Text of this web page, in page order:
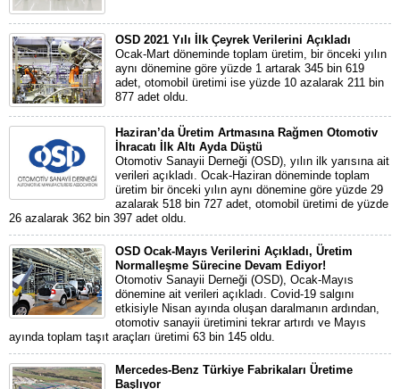
OSD 2021 Yılı İlk Çeyrek Verilerini Açıkladı
Ocak-Mart döneminde toplam üretim, bir önceki yılın
aynı dönemine göre yüzde 1 artarak 345 bin 619
adet, otomobil üretimi ise yüzde 10 azalarak 211 bin
877 adet oldu.
Haziran’da Üretim Artmasına Rağmen Otomotiv
İhracatı İlk Altı Ayda Düştü
Otomotiv Sanayii Derneği (OSD), yılın ilk yarısına ait
verileri açıkladı. Ocak-Haziran döneminde toplam
üretim bir önceki yılın aynı dönemine göre yüzde 29
azalarak 518 bin 727 adet, otomobil üretimi de yüzde
26 azalarak 362 bin 397 adet oldu.
OSD Ocak-Mayıs Verilerini Açıkladı, Üretim
Normalleşme Sürecine Devam Ediyor!
Otomotiv Sanayii Derneği (OSD), Ocak-Mayıs
dönemine ait verileri açıkladı. Covid-19 salgını
etkisiyle Nisan ayında oluşan daralmanın ardından,
otomotiv sanayii üretimini tekrar artırdı ve Mayıs
ayında toplam taşıt araçları üretimi 63 bin 145 oldu.
Mercedes-Benz Türkiye Fabrikaları Üretime
Başlıyor